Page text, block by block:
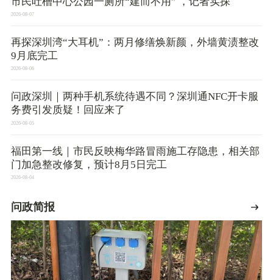
2026-08-07
再探深圳湾“大耳机”：两月修缮焕新颜，外墙黄渍整改
9月底完工
2026-08-06
问政深圳｜两种手机系统待遇不同？深圳通NFC开卡服
务费引发质疑！回应来了
2026-08-05
福田第一线｜市民反映梅华路冒雨施工存隐患，相关部
门加急整改修复，预计8月5日完工
2026-08-04
问政简报